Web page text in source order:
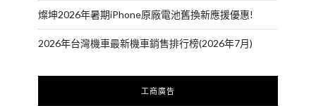
燦坤2026年暑期iPhone原廠電池舊換新應援優惠!
2026年台灣機車最新機車銷售排行榜(2026年7月)
工商廣告